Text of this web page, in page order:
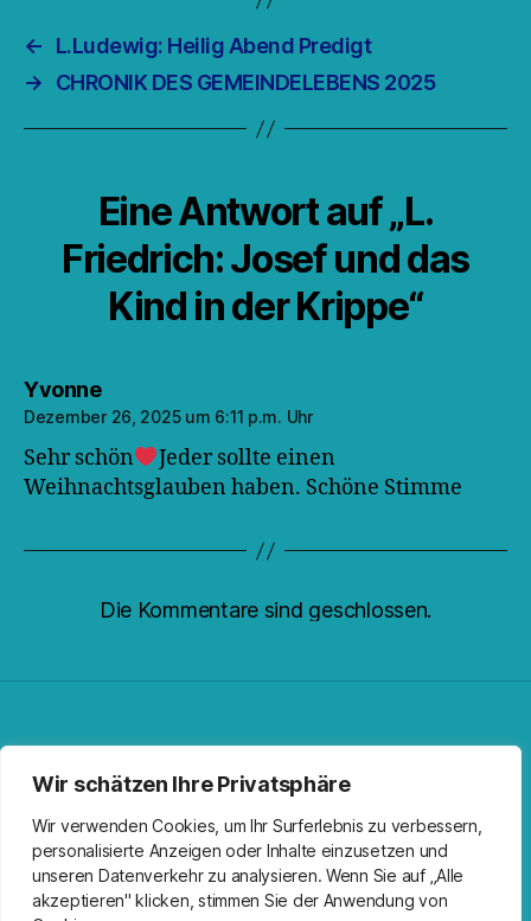
Wir schätzen Ihre Privatsphäre
Wir verwenden Cookies, um Ihr Surferlebnis zu verbessern,
personalisierte Anzeigen oder Inhalte einzusetzen und
unseren Datenverkehr zu analysieren. Wenn Sie auf „Alle
akzeptieren" klicken, stimmen Sie der Anwendung von
←
L.Ludewig: Heilig Abend Predigt
→
CHRONIK DES GEMEINDELEBENS 2025
Eine Antwort auf „L.
Friedrich: Josef und das
Kind in der Krippe“
Yvonnesagt:
Dezember 26, 2025 um 6:11 p.m. Uhr
Sehr schön
Jeder sollte einen
Weihnachtsglauben haben. Schöne Stimme
Die Kommentare sind geschlossen.
Facebook
Spotify
RSS-FeedInstagram